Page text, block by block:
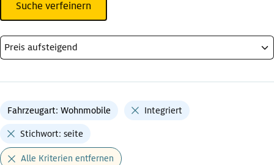
Suche verfeinern
Fahrzeugart: Wohnmobile Integriert
Stichwort: seite
Alle Kriterien entfernen